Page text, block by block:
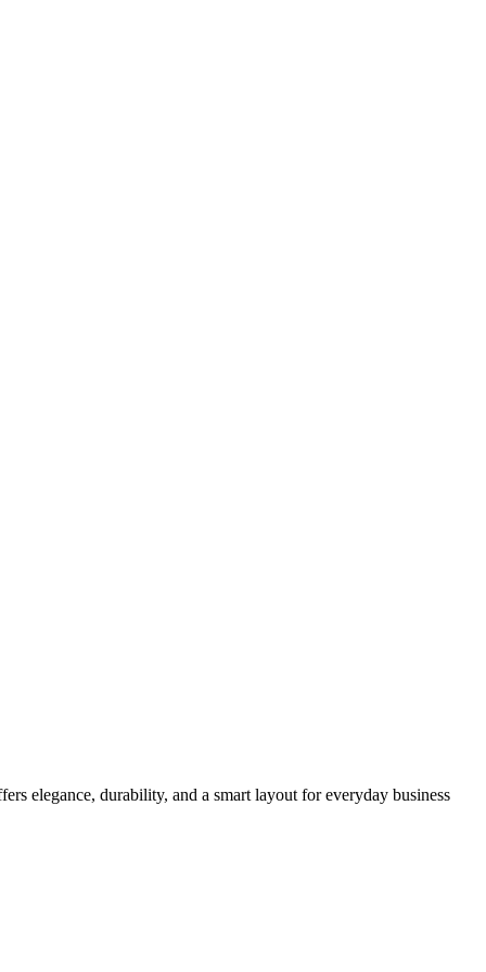
elegance, durability, and a smart layout for everyday business